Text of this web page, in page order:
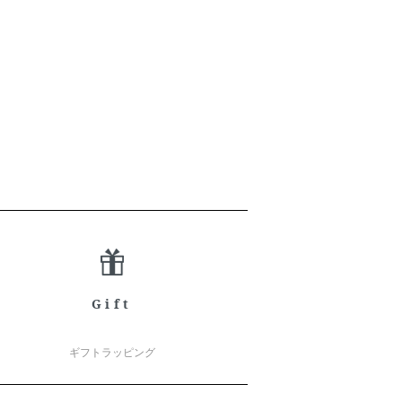
Gift
ギフトラッピング